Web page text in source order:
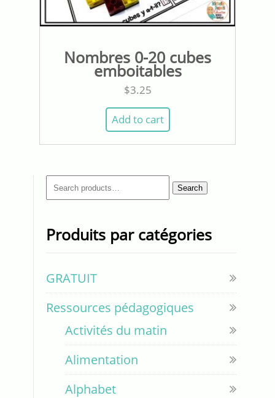
Nombres 0-20 cubes
emboitables
$3.25
Add to cart
Search
for:
Search
Produits par catégories
GRATUIT
Ressources pédagogiques
Activités du matin
Alimentation
Alphabet